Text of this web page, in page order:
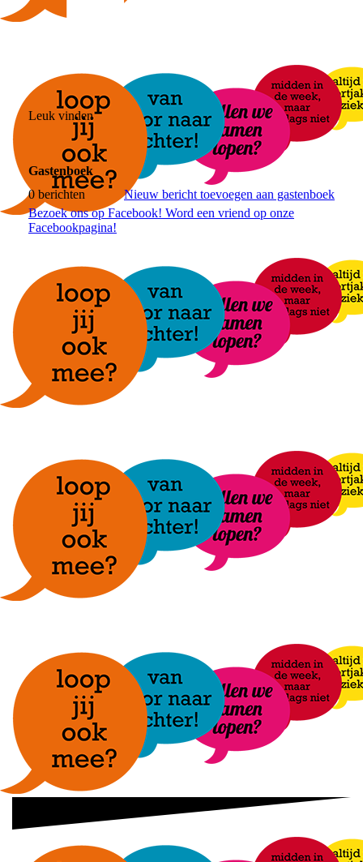
Leuk vinden
Gastenboek
0 berichten
Nieuw bericht toevoegen aan gastenboek
Bezoek ons op Facebook! Word een vriend op onze
Facebookpagina!